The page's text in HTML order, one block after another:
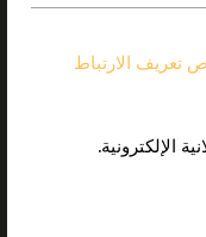
تعريف الارتباط
الإلكترونية.